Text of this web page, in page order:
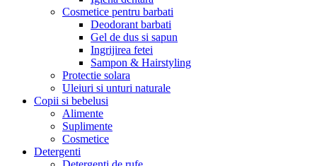
Cosmetice pentru barbati
Deodorant barbati
Gel de dus si sapun
Ingrijirea fetei
Sampon & Hairstyling
Protectie solara
Uleiuri si unturi naturale
Copii si bebelusi
Alimente
Suplimente
Cosmetice
Detergenti